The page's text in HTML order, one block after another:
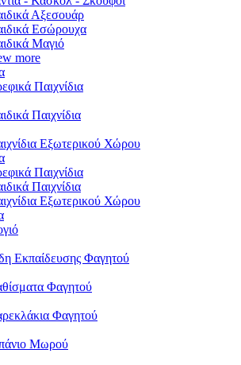
Αξεσουάρ
Εσώρουχα
Μαγιό
more
Παιχνίδια
Παιχνίδια
Εξωτερικού Χώρου
Παιχνίδια
Παιχνίδια
Εξωτερικού Χώρου
Εκπαίδευσης Φαγητού
Φαγητού
Φαγητού
Μωρού